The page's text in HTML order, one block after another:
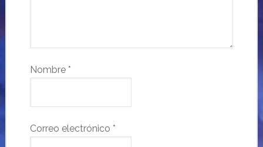
Nombre *
Correo electrónico *